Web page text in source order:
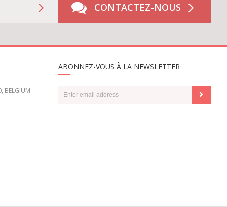
CONTACTEZ-NOUS
BELGIUM
ABONNEZ-VOUS À LA NEWSLETTER